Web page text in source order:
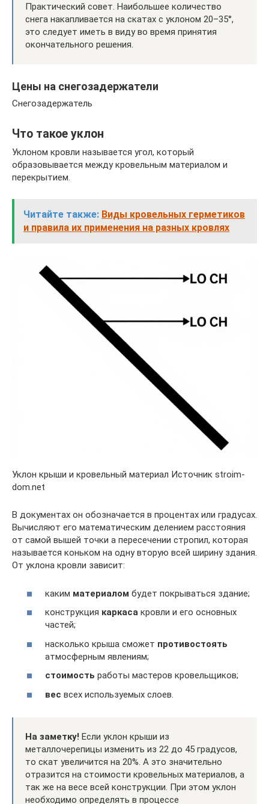
Практический совет. Наибольшее количество
снега накапливается на скатах с уклоном 20–35°,
это следует иметь в виду во время принятия
окончательного решения.
Цены на снегозадержатели
Снегозадержатель
Что такое уклон
Уклоном кровли называется угол, который
образовывается между кровельным материалом и
перекрытием.
Читайте также: Виды кровельных герметиков
и правила их применения на разных кровлях
Уклон крыши и кровельный материал Источник stroim-
dom.net
В документах он обозначается в процентах или градусах.
Вычисляют его математическим делением расстояния
от самой вышей точки а пересечении стропил, которая
называется коньком на одну вторую всей ширину здания.
От уклона кровли зависит:
каким материалом будет покрываться здание;
конструкция каркаса кровли и его основных
частей;
насколько крыша сможет противостоять
атмосферным явлениям;
стоимость работы мастеров кровельщиков;
вес всех используемых слоев.
На заметку! Если уклон крыши из
металлочерепицы изменить из 22 до 45 градусов,
то скат увеличится на 20%. А это значительно
отразится на стоимости кровельных материалов, а
так же на весе всей конструкции. При этом уклон
необходимо определять в процессе